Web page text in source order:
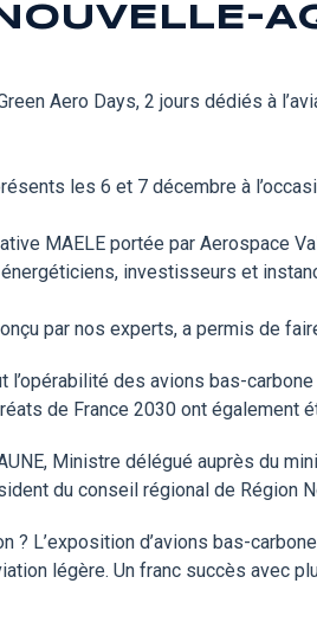
Aero Days, 2 jours dédiés à
les 6 et 7 décembre à
MAELE portée par Aerospace
investisseurs et
par nos experts, a permis de
des avions bas-
de France 2030 ont également
Ministre délégué auprès du
du conseil régional de Région
? L’exposition d’avions bas-
légère. Un franc succès avec